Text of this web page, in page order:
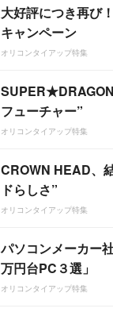
大好評につき再び
キャンペーン
オリコンタイアップ特集
フューチャー”
オリコンタイアップ特集
CROWN HEAD、
ドらしさ”
オリコンタイアップ特集
パソコンメーカー
万円台PC３選」
オリコンタイアップ特集